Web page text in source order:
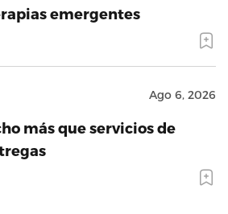
emergentes
Ago 6, 2026
más que servicios de